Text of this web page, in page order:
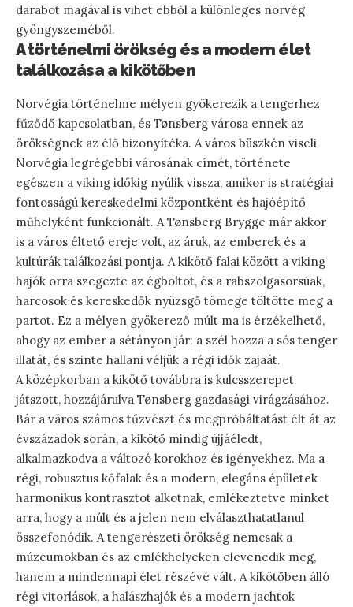
darabot magával is vihet ebből a különleges norvég
gyöngyszeméből.
A történelmi örökség és a modern élet
találkozása a kikötőben
Norvégia történelme mélyen gyökerezik a tengerhez
fűződő kapcsolatban, és Tønsberg városa ennek az
örökségnek az élő bizonyítéka. A város büszkén viseli
Norvégia legrégebbi városának címét, története
egészen a viking időkig nyúlik vissza, amikor is stratégiai
fontosságú kereskedelmi központként és hajóépítő
műhelyként funkcionált. A Tønsberg Brygge már akkor
is a város éltető ereje volt, az áruk, az emberek és a
kultúrák találkozási pontja. A kikötő falai között a viking
hajók orra szegezte az égboltot, és a rabszolgasorsúak,
harcosok és kereskedők nyüzsgő tömege töltötte meg a
partot. Ez a mélyen gyökerező múlt ma is érzékelhető,
ahogy az ember a sétányon jár: a szél hozza a sós tenger
illatát, és szinte hallani véljük a régi idők zajaát.
A középkorban a kikötő továbbra is kulcsszerepet
játszott, hozzájárulva Tønsberg gazdasági virágzásához.
Bár a város számos tűzvészt és megpróbáltatást élt át az
évszázadok során, a kikötő mindig újjáéledt,
alkalmazkodva a változó korokhoz és igényekhez. Ma a
régi, robusztus kőfalak és a modern, elegáns épületek
harmonikus kontrasztot alkotnak, emlékeztetve minket
arra, hogy a múlt és a jelen nem elválaszthatatlanul
összefonódik. A tengerészeti örökség nemcsak a
múzeumokban és az emlékhelyeken elevenedik meg,
hanem a mindennapi élet részévé vált. A kikötőben álló
régi vitorlások, a halászhajók és a modern jachtok